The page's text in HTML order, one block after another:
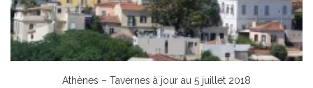
Athènes – Tavernes à jour au 5 juillet 2018